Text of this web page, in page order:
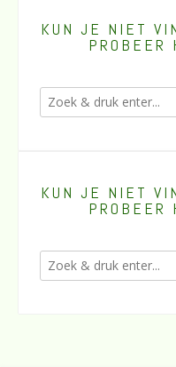
KUN JE NIET
PROBEER
KUN JE NIET
PROBEER